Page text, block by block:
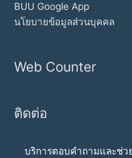
BUU Google App
นโยบายข้อมูลส่วนบุคคล
Web Counter
ติดต่อ
บริการตอบคำถามและช่